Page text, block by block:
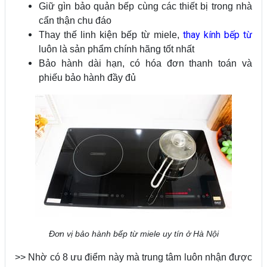
Giữ gìn bảo quản bếp cùng các thiết bị trong nhà
cẩn thận chu đáo
Thay thế linh kiện bếp từ miele, thay kính bếp từ
luôn là sản phẩm chính hãng tốt nhất
Bảo hành dài hạn, có hóa đơn thanh toán và
phiếu bảo hành đầy đủ
Đơn vị bảo hành bếp từ miele uy tín ở Hà Nội
>> Nhờ có 8 ưu điểm này mà trung tâm luôn nhận được